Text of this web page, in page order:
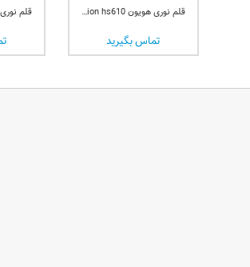
قلم نوری هویون huion hs610
تماس بگیرید